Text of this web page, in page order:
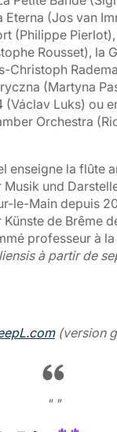
Eterna (Jos van
(Philippe Pierlot),
Rousset), la
Christoph
(Martyna
(Václav Luks) ou
Orchestra
enseigne la flûte
und
le-Main depuis
de Brême
professeur à la
à partir de
(version
" "